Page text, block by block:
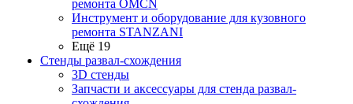
ремонта OMCN
Инструмент и оборудование для кузовного
ремонта STANZANI
Ещё 19
Стенды развал-схождения
3D стенды
Запчасти и аксессуары для стенда развал-